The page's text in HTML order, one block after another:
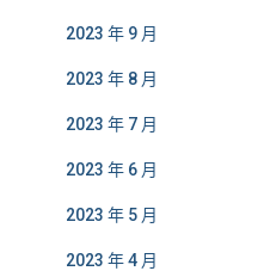
2023 年 9 月
2023 年 8 月
2023 年 7 月
2023 年 6 月
2023 年 5 月
2023 年 4 月